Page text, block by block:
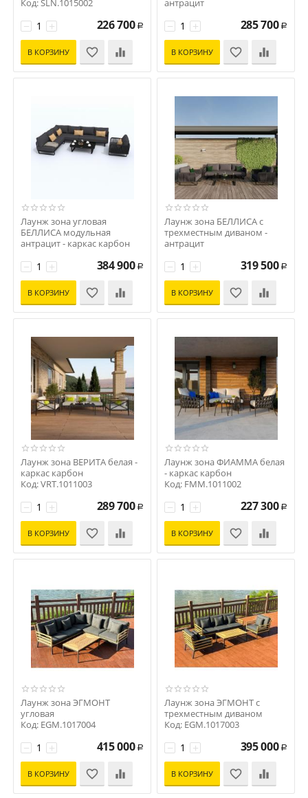
Код: SLN.1015002
+
− 226 700 Р
В КОРЗИНУ
антрацит
+
− 285 700 Р
В КОРЗИНУ
Лаунж зона угловая
БЕЛЛИСА модульная
антрацит - каркас карбон
+
− 384 900 Р
В КОРЗИНУ
Лаунж зона БЕЛЛИСА с
трехместным диваном -
антрацит
+
− 319 500 Р
В КОРЗИНУ
Лаунж зона ВЕРИТА белая -
каркас карбон
Код: VRT.1011003
+
− 289 700 Р
В КОРЗИНУ
Лаунж зона ФИАММА белая
- каркас карбон
Код: FMM.1011002
+
− 227 300 Р
В КОРЗИНУ
Лаунж зона ЭГМОНТ
угловая
Код: EGM.1017004
+
− 415 000 Р
В КОРЗИНУ
Лаунж зона ЭГМОНТ с
трехместным диваном
Код: EGM.1017003
+
− 395 000 Р
В КОРЗИНУ